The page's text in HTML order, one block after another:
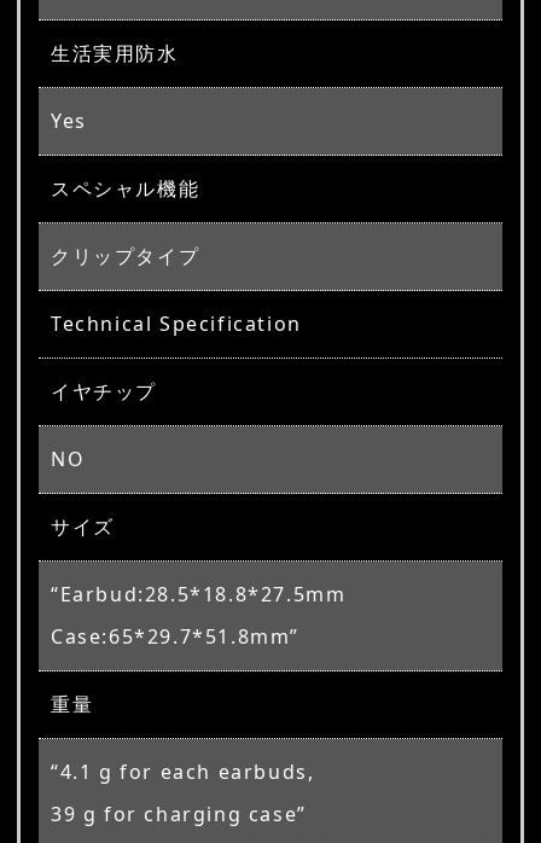
生活実用防水
Yes
スペシャル機能
クリップタイプ
Technical Specification
イヤチップ
NO
サイズ
“Earbud:28.5*18.8*27.5mm
Case:65*29.7*51.8mm”
重量
“4.1 g for each earbuds,
39 g for charging case”